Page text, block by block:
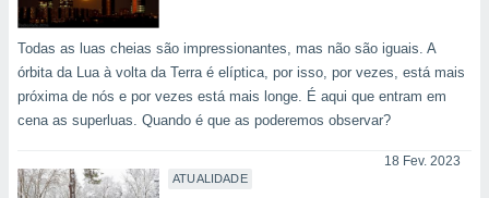
ao
através
Todas as luas cheias são impressionantes, mas não são iguais. A
órbita da Lua à volta da Terra é elíptica, por isso, por vezes, está mais
próxima de nós e por vezes está mais longe. É aqui que entram em
cena as superluas. Quando é que as poderemos observar?
ATUALIDADE
18 Fev. 2023